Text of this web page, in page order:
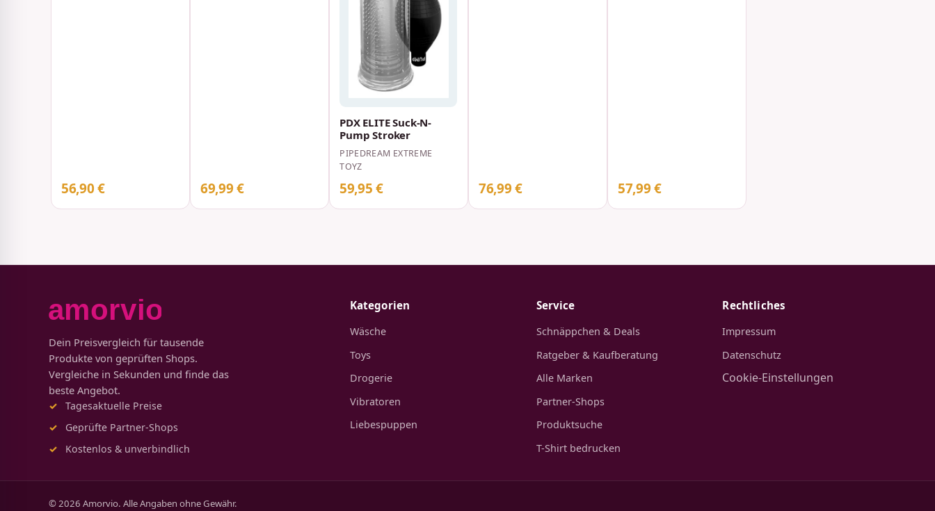
56,90 € 69,99 €
PDX ELITE Suck-N-
Pump Stroker
PIPEDREAM EXTREME
TOYZ
59,95 € 76,99 € 57,99 €
Dein Preisvergleich für tausende
Produkte von geprüften Shops.
Vergleiche in Sekunden und finde das
beste Angebot.
Tagesaktuelle Preise
Geprüfte Partner-Shops
Kostenlos & unverbindlich
Kategorien
Wäsche
Toys
Drogerie
Vibratoren
Liebespuppen
Service
Schnäppchen & Deals
Ratgeber & Kaufberatung
Alle Marken
Partner-Shops
Produktsuche
T-Shirt bedrucken
Rechtliches
Impressum
Datenschutz
Cookie-Einstellungen
© 2026 Amorvio. Alle Angaben ohne Gewähr.